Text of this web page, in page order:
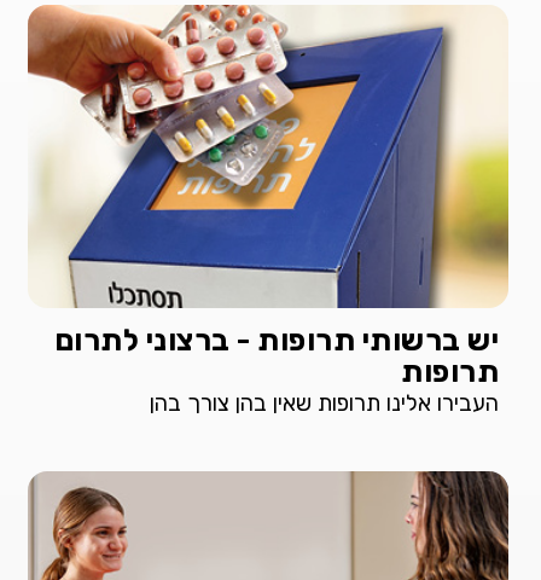
יש ברשותי תרופות - ברצוני לתרום
תרופות
העבירו אלינו תרופות שאין בהן צורך בהן